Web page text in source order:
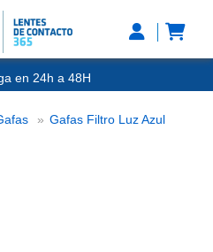
en 24h a 48H
de Lectura
de los Clientes
Gafas Filtro Luz Azul